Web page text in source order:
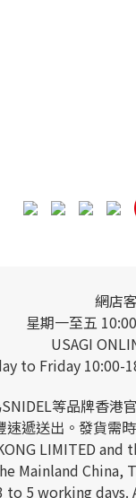
網店
星期一至五
USAGI
to Friday 10:00-
等品牌香
遞送出。發貨需
LIMITED
China,
5 working